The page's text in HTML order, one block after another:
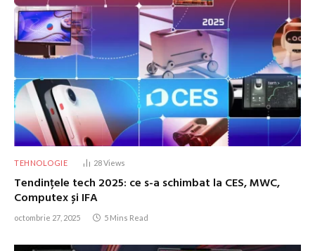
TEHNOLOGIE 28Views
Tendințele tech 2025: ce s-a schimbat la CES, MWC,
Computex și IFA
octombrie 27, 2025 5 Mins Read